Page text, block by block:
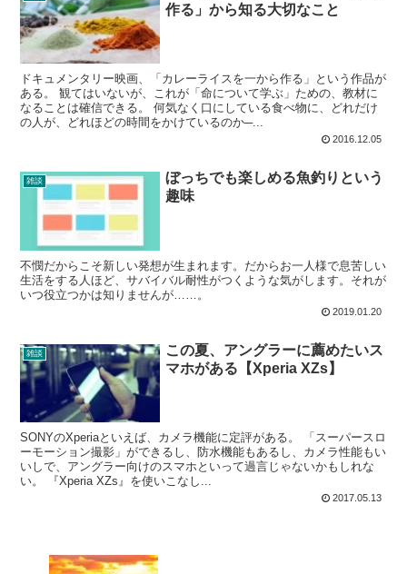
作る」から知る大切なこと
ドキュメンタリー映画、「カレーライスを一から作る」という作品が
ある。 観てはいないが、これが「命について学ぶ」ための、教材に
なることは確信できる。 何気なく口にしている食べ物に、どれだけ
の人が、どれほどの時間をかけているのか─...
2016.12.05
雑談
ぼっちでも楽しめる魚釣りという
趣味
不憫だからこそ新しい発想が生まれます。だからお一人様で息苦しい
生活をする人ほど、サバイバル耐性がつくような気がします。それが
いつ役立つかは知りませんが……。
2019.01.20
雑談
この夏、アングラーに薦めたいス
マホがある【Xperia XZs】
SONYのXperiaといえば、カメラ機能に定評がある。 「スーパースロ
ーモーション撮影」ができるし、防水機能もあるし、カメラ性能もい
いしで、アングラー向けのスマホといって過言じゃないかもしれな
い。 『Xperia XZs』を使いこなし...
2017.05.13